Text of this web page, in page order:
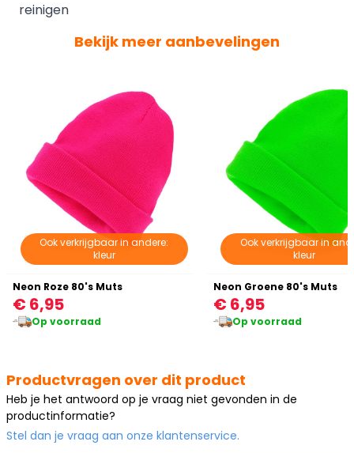
reinigen
Bekijk meer aanbevelingen
Ook verkrijgbaar in andere:
kleur
Neon Roze 80's Muts
€ 6,95
Op voorraad
Ook verkrijgbaar in
kleur
Neon Groene 80's Muts
€ 6,95
Op voorraad
Productvragen over dit product
Heb je het antwoord op je vraag niet gevonden in de
productinformatie?
Stel dan je vraag aan onze klantenservice.